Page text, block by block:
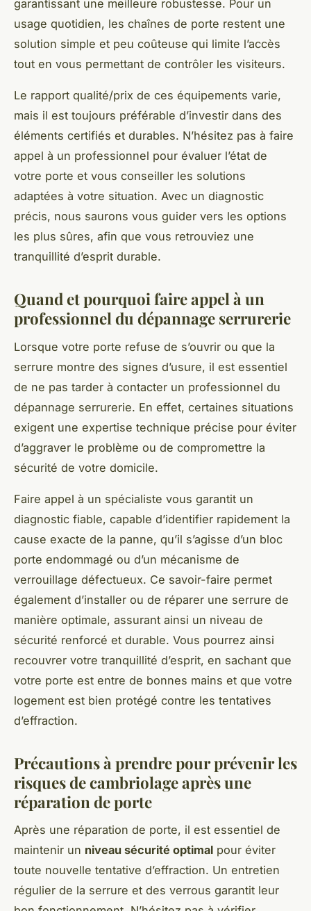
garantissant une meilleure robustesse. Pour un
usage quotidien, les chaînes de porte restent une
solution simple et peu coûteuse qui limite l’accès
tout en vous permettant de contrôler les visiteurs.
Le rapport qualité/prix de ces équipements varie,
mais il est toujours préférable d’investir dans des
éléments certifiés et durables. N’hésitez pas à faire
appel à un professionnel pour évaluer l’état de
votre porte et vous conseiller les solutions
adaptées à votre situation. Avec un diagnostic
précis, nous saurons vous guider vers les options
les plus sûres, afin que vous retrouviez une
tranquillité d’esprit durable.
Quand et pourquoi faire appel à un
professionnel du dépannage serrurerie
Lorsque votre porte refuse de s’ouvrir ou que la
serrure montre des signes d’usure, il est essentiel
de ne pas tarder à contacter un professionnel du
dépannage serrurerie. En effet, certaines situations
exigent une expertise technique précise pour éviter
d’aggraver le problème ou de compromettre la
sécurité de votre domicile.
Faire appel à un spécialiste vous garantit un
diagnostic fiable, capable d’identifier rapidement la
cause exacte de la panne, qu’il s’agisse d’un bloc
porte endommagé ou d’un mécanisme de
verrouillage défectueux. Ce savoir-faire permet
également d’installer ou de réparer une serrure de
manière optimale, assurant ainsi un niveau de
sécurité renforcé et durable. Vous pourrez ainsi
recouvrer votre tranquillité d’esprit, en sachant que
votre porte est entre de bonnes mains et que votre
logement est bien protégé contre les tentatives
d’effraction.
Précautions à prendre pour prévenir les
risques de cambriolage après une
réparation de porte
Après une réparation de porte, il est essentiel de
maintenir un niveau sécurité optimal pour éviter
toute nouvelle tentative d’effraction. Un entretien
régulier de la serrure et des verrous garantit leur